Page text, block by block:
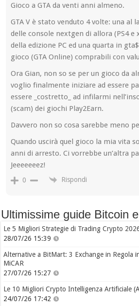
Gioco a GTA da venti anni almeno.
GTA V è stato venduto 4 volte: una al
delle console nextgen di allora (PS4 e
della edizione PC ed una quarta in
gioco (GTA Online) comprabili con
Ora Gian, non so se per un gioco da
voglio finalmente iniziare ad essere
essere _costretto_ ad infilarmi
(scam) dei giochi Play2Earn.
Davvero non so cosa sarebbe meno
Quando uscirà quel gioco la mia vita
anni di arresto. Ci vorrebbe un’altra
Jeeeeeeez!
0 Rispondi
Ultimissime guide Bitcoin
Le 5 Migliori Strategie di Trading Crypto
28/07/26 15:39
Alternative a BitMart: 3 Exchange in Regola
MiCAR
27/07/26 15:27
Le 10 Migliori Crypto Intelligenza Artificiale
24/07/26 17:42